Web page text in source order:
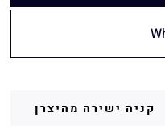
קניה ישירה מהיצרן